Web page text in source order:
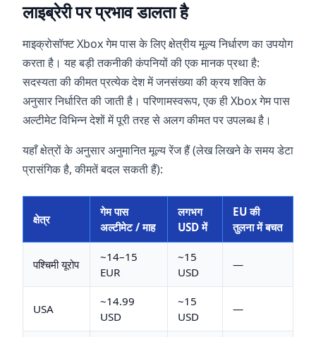
लाइब्रेरी पर प्रभाव डालता है
माइक्रोसॉफ्ट Xbox गेम पास के लिए क्षेत्रीय मूल्य निर्धारण का उपयोग
करता है। यह बड़ी तकनीकी कंपनियों की एक मानक प्रथा है:
सदस्यता की कीमत प्रत्येक देश में जनसंख्या की क्रय शक्ति के
अनुसार निर्धारित की जाती है। परिणामस्वरूप, एक ही Xbox गेम पास
अल्टीमेट विभिन्न देशों में पूरी तरह से अलग कीमत पर उपलब्ध है।
यहाँ क्षेत्रों के अनुसार अनुमानित मूल्य रेंज हैं (लेख लिखने के समय डेटा
प्रासंगिक है, कीमतें बदल सकती हैं):
क्षेत्र
गेम पास
अल्टीमेट / माह
लगभग
USD में
EU की
तुलना में बचत
पश्चिमी यूरोप
~14–15
EUR
~15
USD
—
USA
~14.99
USD
~15
USD
—